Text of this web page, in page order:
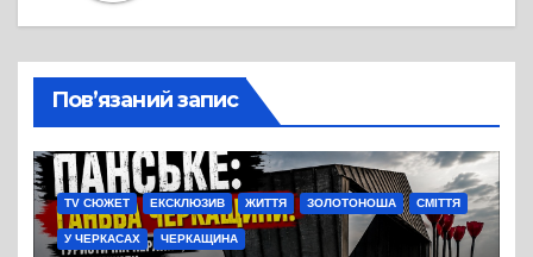
Пов’язаний запис
TV СЮЖЕТ ЕКСКЛЮЗИВ ЖИТТЯ ЗОЛОТОНОША СМІТТЯ
У ЧЕРКАСАХ ЧЕРКАЩИНА